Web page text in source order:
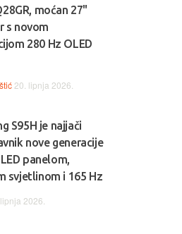
moćan 27"
s novom
280 Hz OLED
20. lipnja 2026.
S95H je najjači
nove generacije
panelom,
svjetlinom i 165 Hz
2026.